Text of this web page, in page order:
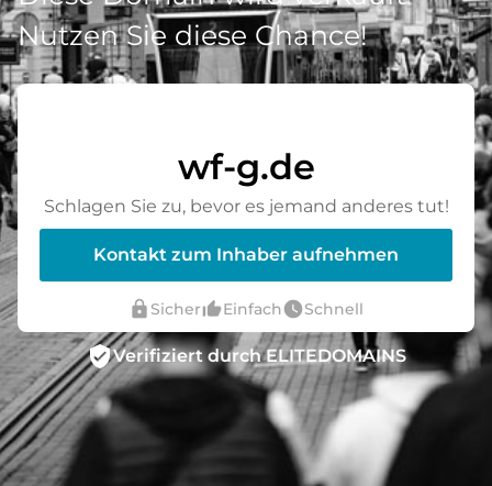
Nutzen Sie diese Chance!
wf-g.de
Schlagen Sie zu, bevor es jemand anderes tut!
Kontakt zum Inhaber aufnehmen
lock Sicherthumb_up_altEinfachwatch_laterSchnell
verified_userVerifiziert durch ELITEDOMAINS